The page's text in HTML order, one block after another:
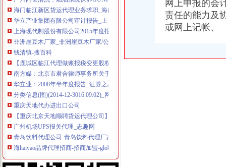
海门临江新区货运代理业务求职_海门临江新区货运代理业务找工作_
华立产业集团有限公司审计报告_上市公司_新浪财经_新浪网
上海现代制股份有限公司2015年度报告摘要_新浪财经_新浪网
非洲崖豆木厂家_非洲崖豆木厂家/公司-阿里巴巴公司黄页
钱清镇-搜百科
【鹿城区临江代理做账报税变更股权上门服务的图片】-鹿城临江易登网
南方媒：北京市君合律师事务所关于南方出版媒股份有限公司发行
华立业：2008年半年度报告_证券之星
分类信息(图)(2014-12-3016:09:02)_网易新闻
重庆天地代办进出口公司
【重庆北京天地顺聘货运代理公司】网点,地址,电话,营业时间-大
广州机场UPS报关代理_志趣网
青岛饮料代理公司-青岛饮料代理厂家-|必途青岛饮料代理公司排行榜
海haiyao品牌代理招商-招商加盟-globrand（全球品牌网）
重庆物流服务公司_物流服务厂_生产厂家企业公司
价格,厂家,图片,进出口全套代理,重庆市金利国际货物代理有限
网上申报的会
责任的能力及
或网上记帐、